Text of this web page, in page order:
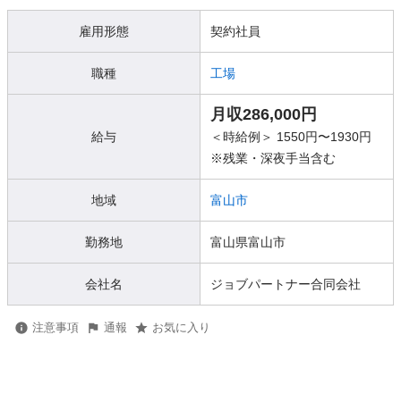
雇用形態 契約社員
職種 工場
給与
月収286,000円
＜時給例＞ 1550円〜1930円
※残業・深夜手当含む
地域 富山市
勤務地 富山県富山市
会社名 ジョブパートナー合同会社
注意事項 通報 お気に入り